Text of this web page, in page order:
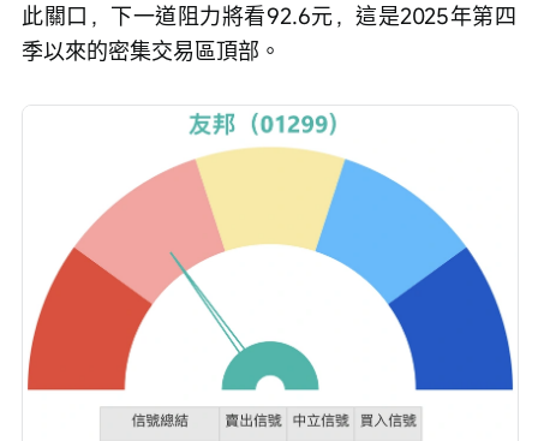
此關口，下一道阻力將看92.6元，這是2025年第四
季以來的密集交易區頂部。